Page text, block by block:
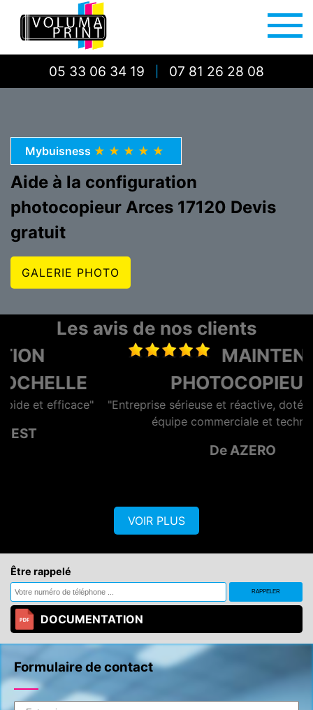
05 33 06 34 19 07 81 26 28 08
Mybuisness ★★★★★
Aide à la configuration
photocopieur Arces 17120 Devis
gratuit
GALERIE PHOTO
Les avis de nos clients
MAINTENANCE
PHOTOCOPIEUR
"Entreprise sérieuse et réactive, dotée d'une bonne
équipe commerciale et technique."
VOIR PLUS
Être rappelé
DOCUMENTATION
Formulaire de contact